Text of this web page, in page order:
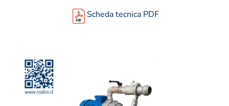
Scheda tecnica PDF